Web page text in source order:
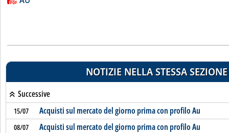
NOTIZIE NELLA STESSA SEZIONE
Successive
15/07 Acquisti sul mercato del giorno prima con profilo Au
08/07 Acquisti sul mercato del giorno prima con profilo Au